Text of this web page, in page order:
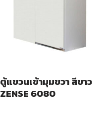
ตู้แขวนเข้ามุมขวา สีขาว
ZENSE 6080